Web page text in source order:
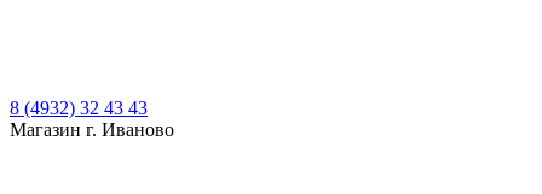
8 (4932) 32 43 43
Магазин г. Иваново